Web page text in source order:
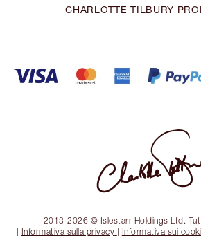
CHARLOTTE TILBURY
2013-2026 © Islestarr Holdings Ltd.
| Informativa sulla privacy | Informativa sui